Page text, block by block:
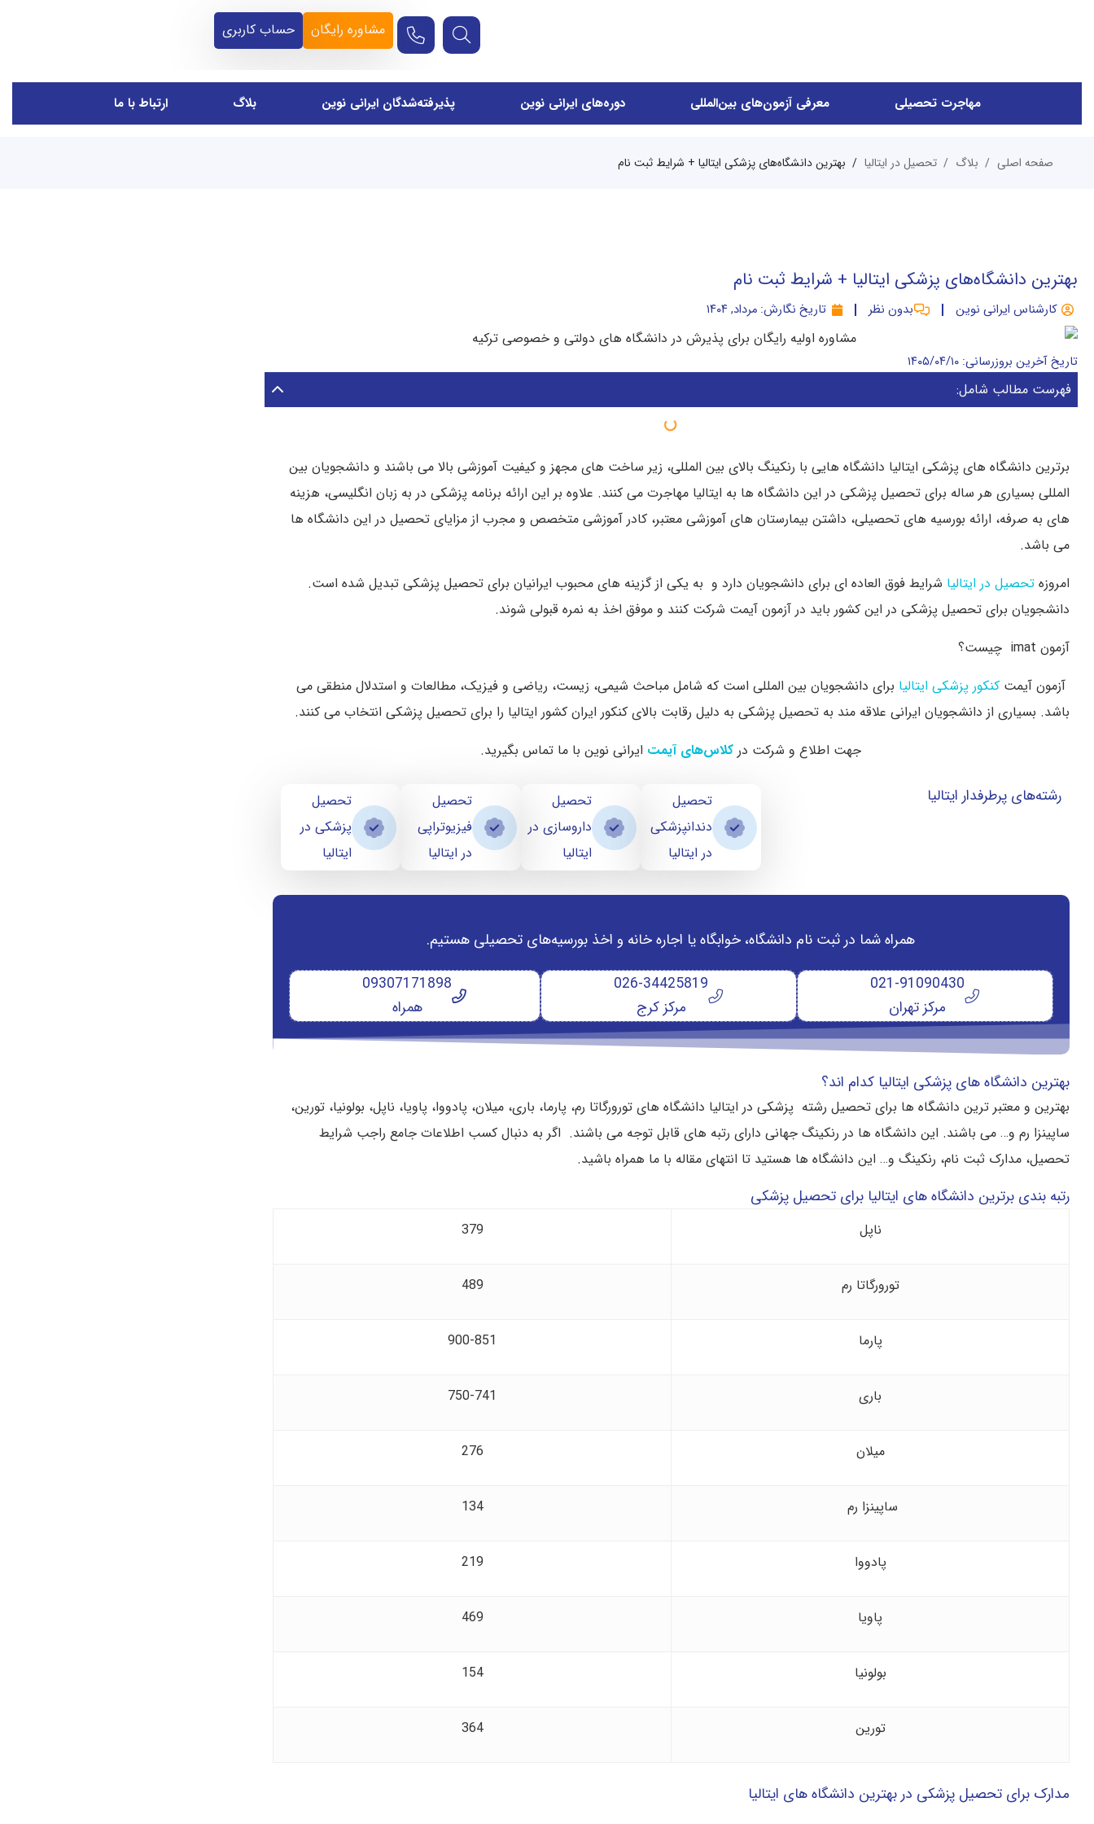
مشاوره رایگان حساب کاربری
مهاجرت تحصیلی معرفی آزمون‌های بین‌المللی دوره‌های ایرانی نوین پذیرفته‌شدگان ایرانی نوین بلاگ ارتباط با ما
صفحه اصلی بلاگ تحصیل در ایتالیا بهترین دانشگاه‌های پزشکی ایتالیا + شرایط ثبت نام
بهترین دانشگاه‌های پزشکی ایتالیا + شرایط ثبت نام
کارشناس ایرانی نوین بدون نظر تاریخ نگارش: مرداد, ۱۴۰۴
تاریخ آخرین بروزرسانی: ۱۴۰۵/۰۴/۱۰
فهرست مطالب شامل:
برترین دانشگاه های پزشکی ایتالیا دانشگاه هایی با رنکینگ بالای بین المللی، زیر ساخت های مجهز و کیفیت آموزشی بالا می باشند و دانشجویان بین
المللی بسیاری هر ساله برای تحصیل پزشکی در این دانشگاه ها به ایتالیا مهاجرت می کنند. علاوه بر این ارائه برنامه پزشکی در به زبان انگلیسی، هزینه
های به صرفه، ارائه بورسیه های تحصیلی، داشتن بیمارستان های آموزشی معتبر، کادر آموزشی متخصص و مجرب از مزایای تحصیل در این دانشگاه ها
می باشد.
امروزه تحصیل در ایتالیا شرایط فوق العاده ای برای دانشجویان دارد و به یکی از گزینه های محبوب ایرانیان برای تحصیل پزشکی تبدیل شده است.
دانشجویان برای تحصیل پزشکی در این کشور باید در آزمون آیمت شرکت کنند و موفق اخذ به نمره قبولی شوند.
آزمون imat چیست؟
آزمون آیمت کنکور پزشکی ایتالیا برای دانشجویان بین المللی است که شامل مباحث شیمی، زیست، ریاضی و فیزیک، مطالعات و استدلال منطقی می
باشد. بسیاری از دانشجویان ایرانی علاقه مند به تحصیل پزشکی به دلیل رقابت بالای کنکور ایران کشور ایتالیا را برای تحصیل پزشکی انتخاب می کنند.
جهت اطلاع و شرکت در کلاس‌های آیمت ایرانی نوین با ما تماس بگیرید.
رشته‌های پرطرفدار ایتالیا
تحصیل
دندانپزشکی
در ایتالیا
تحصیل
داروسازی در
ایتالیا
تحصیل
فیزیوتراپی
در ایتالیا
تحصیل
پزشکی در
ایتالیا
همراه شما در ثبت نام دانشگاه‌، خوابگاه یا اجاره خانه و اخذ بورسیه‌های تحصیلی هستیم.
021-91090430
مرکز تهران
026-34425819
مرکز کرج
09307171898
همراه
بهترین دانشگاه های پزشکی ایتالیا کدام اند؟
بهترین و معتبر ترین دانشگاه ها برای تحصیل رشته پزشکی در ایتالیا دانشگاه های تورورگاتا رم، پارما، باری، میلان، پادووا، پاویا، ناپل، بولونیا، تورین،
ساپینزا رم و… می باشند. این دانشگاه ها در رنکینگ جهانی دارای رتبه های قابل توجه می باشند. اگر به دنبال کسب اطلاعات جامع راجب شرایط
تحصیل، مدارک ثبت نام، رنکینگ و… این دانشگاه ها هستید تا انتهای مقاله با ما همراه باشید.
رتبه بندی برترین دانشگاه های ایتالیا برای تحصیل پزشکی
ناپل 379
تورورگاتا رم 489
پارما 900-851
باری 750-741
میلان 276
ساپینزا رم 134
پادووا 219
پاویا 469
بولونیا 154
تورین 364
مدارک برای تحصیل پزشکی در بهترین دانشگاه های ایتالیا